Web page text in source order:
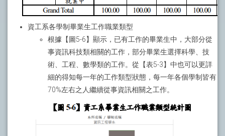
資工系各學制畢業生工作職業類型
根據【圖5-6】顯示，已有工作的畢業生中，大部分從
事資訊科技類相關的工作，部分畢業生選擇科學、技
術、工程、數學類的工作。從【表5-3】中也可以更詳
細的得知每一年的工作類型狀態，每一年各個學制皆有
70%左右之人繼續從事資訊相關之工作。